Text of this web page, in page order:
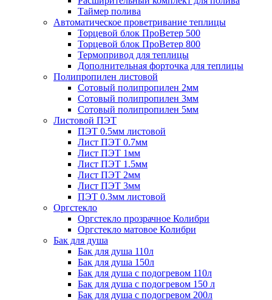
Таймер полива
Автоматическое проветривание теплицы
Торцевой блок ПроВетер 500
Торцевой блок ПроВетер 800
Термопривод для теплицы
Дополнительная форточка для теплицы
Полипропилен листовой
Сотовый полипропилен 2мм
Сотовый полипропилен 3мм
Сотовый полипропилен 5мм
Листовой ПЭТ
ПЭТ 0.5мм листовой
Лист ПЭТ 0.7мм
Лист ПЭТ 1мм
Лист ПЭТ 1.5мм
Лист ПЭТ 2мм
Лист ПЭТ 3мм
ПЭТ 0.3мм листовой
Оргстекло
Оргстекло прозрачное Колибри
Оргстекло матовое Колибри
Бак для душа
Бак для душа 110л
Бак для душа 150л
Бак для душа с подогревом 110л
Бак для душа с подогревом 150 л
Бак для душа с подогревом 200л